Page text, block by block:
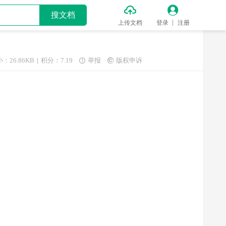
搜文档 
上传文档

登录 注册
：26.86KB 积分：7.19  举报  版权申诉